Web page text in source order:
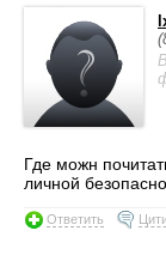
Где можн
личной
Ответить